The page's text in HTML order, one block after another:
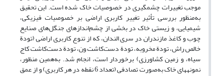
موجب تغییرات چشمگیری در خصوصیات خاک شده است. این تحقیق
به‌‌منظور بررسی تأثیر تغییر کاربری اراضی بر خصوصیات فیزیکی،
شیمیایی، و زیستی خاک در بخشی از چشم‌اندازهای جنگل‌‌های صنایع
چوب و کاغذ مازندران در سری الندان، که از تنوع کاربری اراضی (تودة
خالص راش، تودة مخروبه، تودة دست‌کاشت ون، تودة دست‌کاشت کاج
سیاه، و زمین کشاورزی) برخوردار است، انجام شد. به‌همین منظور،
نمونه‏های خاک به‌صورت تصادفی (تعداد 6 نقطه در هر کاربری) و از عمق